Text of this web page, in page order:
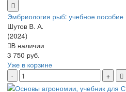
Эмбриология рыб: учебное пособие
Шутов В. А.
(2024)
В наличии
3 750 руб.
Уже в корзине